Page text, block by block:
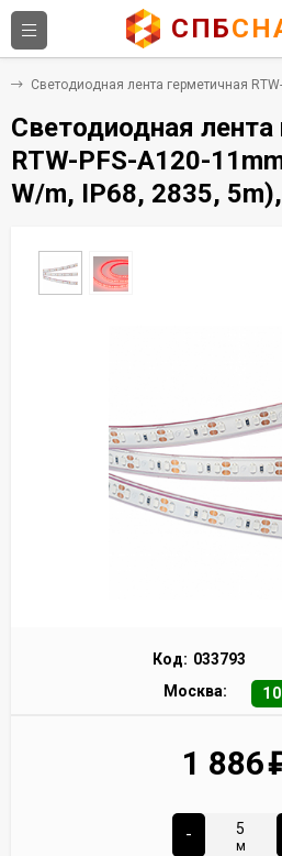
СПБ
Светодиодная лента герметичная
Светодиодная лента
RTW-PFS-A120-
W/m, IP68, 2835,
Код: 033793
Москва:
1 886
-
м